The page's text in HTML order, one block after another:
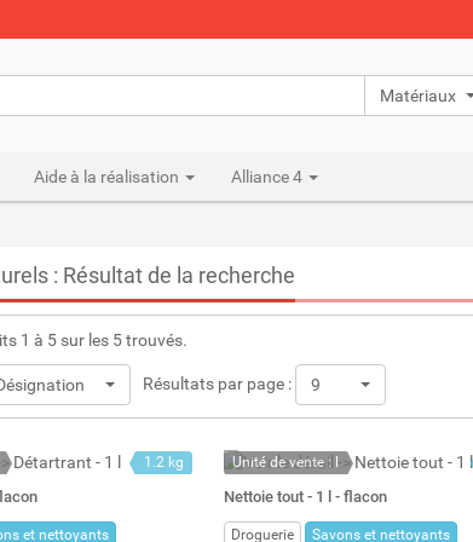
Matériaux
Aide à la réalisation Alliance 4
: Résultat de la recherche
1 à 5 sur les 5 trouvés.
Résultats par page : 9
1.2 kg
et nettoyants
Unité de vente : l
En stock
Stock : 15
Nettoie tout - 1 l - flacon
Droguerie Savons et nettoyants